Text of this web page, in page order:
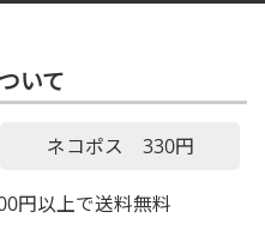
いて
ネコポス 330円
円以上で送料無料